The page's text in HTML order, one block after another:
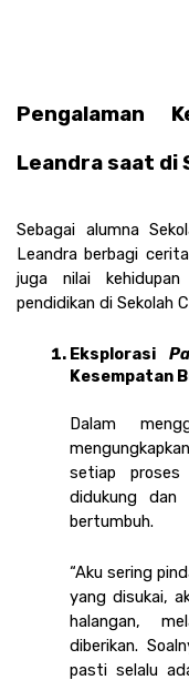
Pengalaman
Leandra saat di
Sebagai alumna
Leandra berbagi
juga nilai
pendidikan di Sekolah
Eksplorasi
Kesempatan
Dalam
setiap
didukung dan
bertumbuh.
“Aku sering
yang disukai,
halangan,
diberikan.
pasti selalu